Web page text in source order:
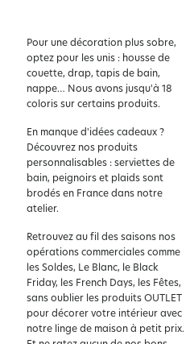
Pour une décoration plus sobre,
optez pour les unis : housse de
couette, drap, tapis de bain,
nappe… Nous avons jusqu'à 18
coloris sur certains produits.
En manque d'idées cadeaux ?
Découvrez nos produits
personnalisables : serviettes de
bain, peignoirs et plaids sont
brodés en France dans notre
atelier.
Retrouvez au fil des saisons nos
opérations commerciales comme
les Soldes, Le Blanc, le Black
Friday, les French Days, les Fêtes,
sans oublier les produits OUTLET
pour décorer votre intérieur avec
notre linge de maison à petit prix.